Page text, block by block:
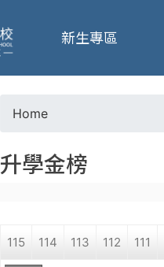
o
a
Home
升學金榜
115 114 113 112 111
新生專區